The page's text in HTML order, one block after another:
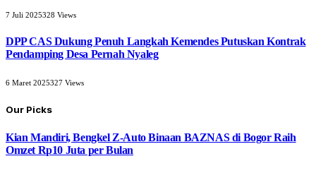
7 Juli 2025328 Views
DPP CAS Dukung Penuh Langkah Kemendes Putuskan Kontrak
Pendamping Desa Pernah Nyaleg
6 Maret 2025327 Views
Our Picks
Kian Mandiri, Bengkel Z-Auto Binaan BAZNAS di Bogor Raih
Omzet Rp10 Juta per Bulan